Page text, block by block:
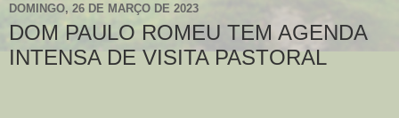
DOMINGO, 26 DE MARÇO DE 2023
DOM PAULO ROMEU TEM AGENDA
INTENSA DE VISITA PASTORAL